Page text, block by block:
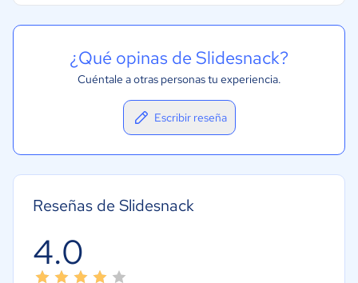
¿Qué opinas de Slidesnack?
Cuéntale a otras personas tu experiencia.
Escribir reseña
Reseñas de Slidesnack
4.0